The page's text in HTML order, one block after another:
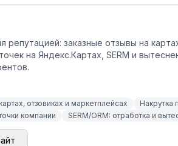
репутацией: заказные отзывы на
на Яндекс.Картах, SERM и
отзовиках и маркетплейсах
Накрутка
компании
SERM/ORM: отработка и